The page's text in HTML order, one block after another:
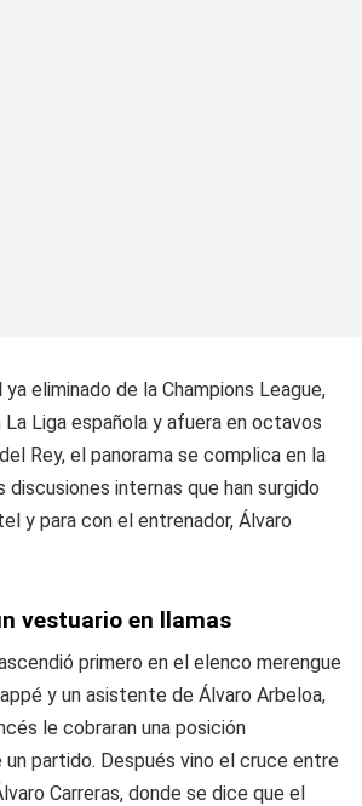
ya eliminado de la Champions League,
Liga española y afuera en octavos
Rey, el panorama se complica en la
discusiones internas que han surgido
y para con el entrenador, Álvaro
vestuario en llamas
primero en el elenco merengue
y un asistente de Álvaro Arbeloa,
le cobraran una posición
partido. Después vino el cruce entre
Carreras, donde se dice que el